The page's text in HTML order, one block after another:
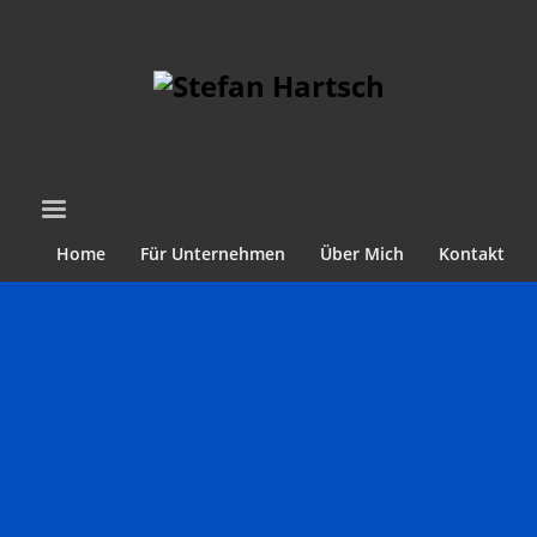
Home Für Unternehmen Über Mich Kontakt